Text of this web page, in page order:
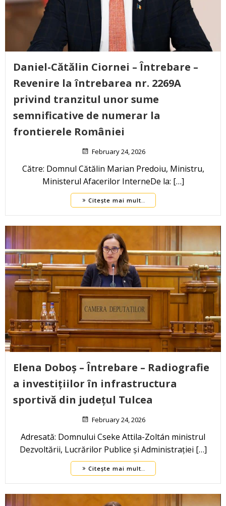
Daniel-Cătălin Ciornei – Întrebare –
Revenire la întrebarea nr. 2269A
privind tranzitul unor sume
semnificative de numerar la
frontierele României
February 24, 2026
Către: Domnul Cătălin Marian Predoiu, Ministru,
Ministerul Afacerilor InterneDe la: […]
Citește mai mult..
Elena Doboș – Întrebare – Radiografie
a investițiilor în infrastructura
sportivă din județul Tulcea
February 24, 2026
Adresată: Domnului Cseke Attila-Zoltán ministrul
Dezvoltării, Lucrărilor Publice și Administrației […]
Citește mai mult..